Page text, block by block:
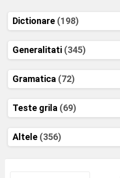
Dictionare (198)
Generalitati (345)
Gramatica (72)
Teste grila (69)
Altele (356)